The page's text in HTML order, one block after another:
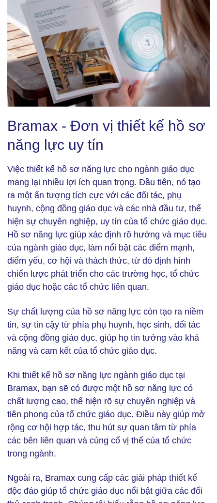
bramax.co)
Bramax - Đơn vị thiết kế hồ sơ
năng lực uy tín
Việc thiết kế hồ sơ năng lực cho ngành giáo dục
mang lại nhiều lợi ích quan trọng. Đầu tiên, nó tạo
ra một ấn tượng tích cực với các đối tác, phụ
huynh, cộng đồng giáo dục và các nhà đầu tư, thể
hiện sự chuyên nghiệp, uy tín của tổ chức giáo dục.
Hồ sơ năng lực giúp xác định rõ hướng và mục tiêu
của ngành giáo dục, làm nổi bật các điểm mạnh,
điểm yếu, cơ hội và thách thức, từ đó định hình
chiến lược phát triển cho các trường học, tổ chức
giáo dục hoặc các tổ chức liên quan.
Sự chất lượng của hồ sơ năng lực còn tạo ra niềm
tin, sự tin cậy từ phía phụ huynh, học sinh, đối tác
và cộng đồng giáo dục, giúp họ tin tưởng vào khả
năng và cam kết của tổ chức giáo dục.
Khi thiết kế hồ sơ năng lực ngành giáo dục tại
Bramax, bạn sẽ có được một hồ sơ năng lực có
chất lượng cao, thể hiện rõ sự chuyên nghiệp và
tiên phong của tổ chức giáo dục. Điều này giúp mở
rộng cơ hội hợp tác, thu hút sự quan tâm từ phía
các bên liên quan và củng cố vị thế của tổ chức
trong ngành.
Ngoài ra, Bramax cung cấp các giải pháp thiết kế
độc đáo giúp tổ chức giáo dục nổi bật giữa các đối